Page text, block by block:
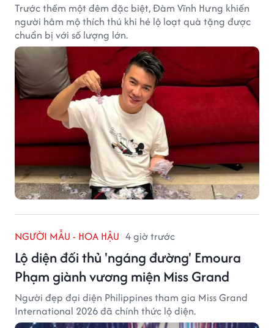
Trước thềm một đêm đặc biệt, Đàm Vĩnh Hưng khiến
người hâm mộ thích thú khi hé lộ loạt quà tặng được
chuẩn bị với số lượng lớn.
NGƯỜI MẪU - HOA HẬU 4 giờ trước
Lộ diện đối thủ 'ngáng đường' Emoura
Phạm giành vương miện Miss Grand
Người đẹp đại diện Philippines tham gia Miss Grand
International 2026 đã chính thức lộ diện.